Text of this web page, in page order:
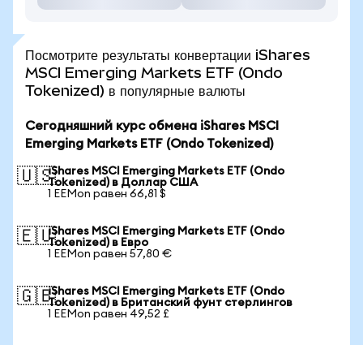
Посмотрите результаты конвертации iShares
MSCI Emerging Markets ETF (Ondo
Tokenized) в популярные валюты
Сегодняшний курс обмена iShares MSCI
Emerging Markets ETF (Ondo Tokenized)
🇺🇸iShares MSCI Emerging Markets ETF (Ondo
Tokenized) в Доллар США
1 EEMon равен 66,81 $
🇪🇺iShares MSCI Emerging Markets ETF (Ondo
Tokenized) в Евро
1 EEMon равен 57,80 €
🇬🇧iShares MSCI Emerging Markets ETF (Ondo
Tokenized) в Британский фунт стерлингов
1 EEMon равен 49,52 £